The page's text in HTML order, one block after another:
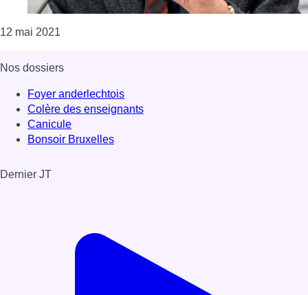
12 mai 2021
Nos dossiers
Foyer anderlechtois
Colère des enseignants
Canicule
Bonsoir Bruxelles
Dernier JT